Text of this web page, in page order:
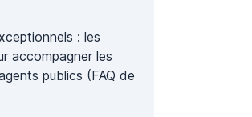
: les
accompagner les
publics (FAQ de